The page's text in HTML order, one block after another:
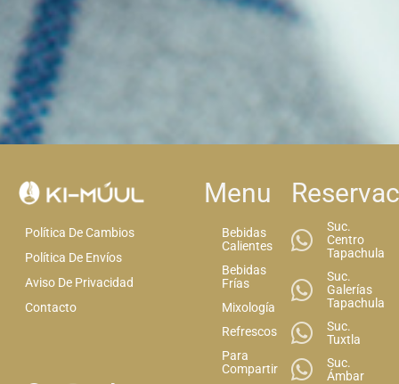
Política De Cambios
Política De Envíos
Aviso De Privacidad
Contacto
Menu
Bebidas
Calientes
Bebidas
Frías
Mixología
Refrescos
Para
Compartir
Suc.
Centro
Tapachula
Suc.
Galerías
Tapachula
Suc.
Tuxtla
Suc.
Ámbar